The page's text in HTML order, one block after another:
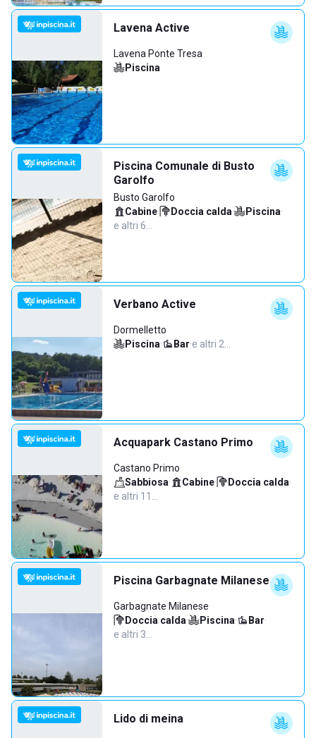
Lavena Active
Lavena Ponte Tresa
Piscina
Piscina Comunale di Busto
Garolfo
Busto Garolfo
Cabine· Doccia calda· Piscina·
e altri 6…
Verbano Active
Dormelletto
Piscina· Bar·e altri 2…
Acquapark Castano Primo
Castano Primo
Sabbiosa· Cabine· Doccia calda·
e altri 11…
Piscina Garbagnate Milanese
Garbagnate Milanese
Doccia calda· Piscina· Bar·
e altri 3…
Lido di meina